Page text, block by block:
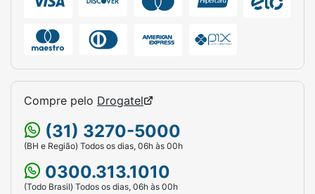
Compre pelo Drogatel
(31) 3270-5000
(BH e Região) Todos os dias, 06h às 00h
0300.313.1010
(Todo Brasil) Todos os dias, 06h às 00h